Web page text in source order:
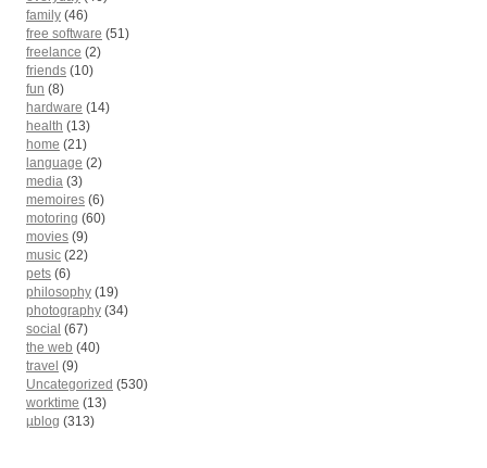
family (46)
free software (51)
freelance (2)
friends (10)
fun (8)
hardware (14)
health (13)
home (21)
language (2)
media (3)
memoires (6)
motoring (60)
movies (9)
music (22)
pets (6)
philosophy (19)
photography (34)
social (67)
the web (40)
travel (9)
Uncategorized (530)
worktime (13)
µblog (313)